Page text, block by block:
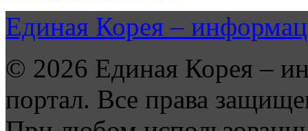
Единая Корея –
© 2026 Единая Корея –
портал. Все права